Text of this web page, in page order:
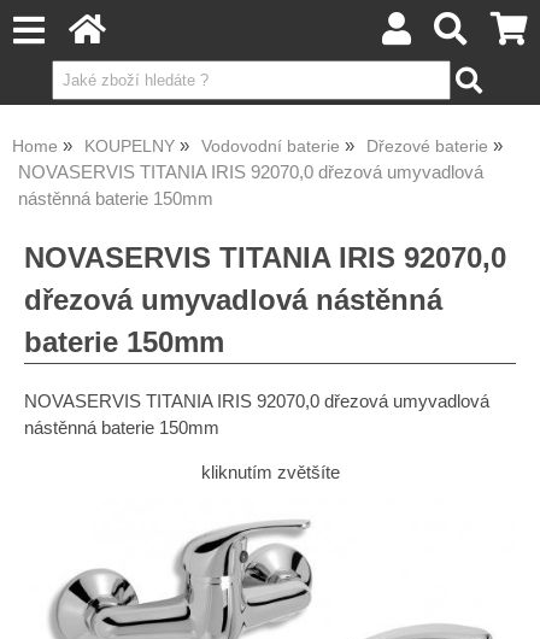
Home KOUPELNY Vodovodní baterie Dřezové baterie
NOVASERVIS TITANIA IRIS 92070,0 dřezová umyvadlová
nástěnná baterie 150mm
NOVASERVIS TITANIA IRIS 92070,0
dřezová umyvadlová nástěnná
baterie 150mm
NOVASERVIS TITANIA IRIS 92070,0 dřezová umyvadlová
nástěnná baterie 150mm
kliknutím zvětšíte